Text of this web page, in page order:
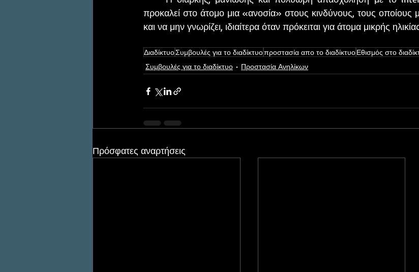
προκαλεί στο άτομο μια «ανοσία» στους κινδύνους, τους οποίους
και να μην γνωρίζει, ιδιαίτερα όταν πρόκειται για άτομα μικρής
ΔιαδίκτυοΣυμβουλές για το διαδίκτυοπροστασία απο το διαδίκτυοΕθισμός στο
Συμβουλές για το διαδίκτυο
Προστασία Ανηλίκων
Πρόσφατες αναρτήσεις